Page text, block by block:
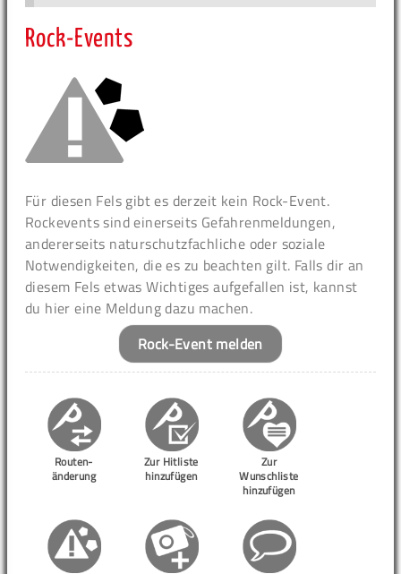
Rock-Events
Für diesen Fels gibt es derzeit kein Rock-Event.
Rockevents sind einerseits Gefahrenmeldungen,
andererseits naturschutzfachliche oder soziale
Notwendigkeiten, die es zu beachten gilt. Falls dir an
diesem Fels etwas Wichtiges aufgefallen ist, kannst
du hier eine Meldung dazu machen.
Rock-Event melden
Routen-
änderung
Zur Hitliste
hinzufügen
Zur
Wunschliste
hinzufügen